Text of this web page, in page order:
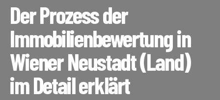
Der Prozess der
Immobilienbewertung in
Wiener Neustadt (Land)
im Detail erklärt